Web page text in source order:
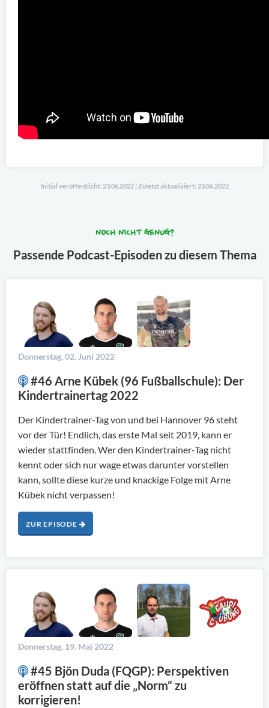
Initial veröffentlicht: 23.06.2022 | Zuletzt aktualisiert: 23.06.2022
NOCH NICHT GENUG?
Passende Podcast-Episoden zu diesem Thema
Donnerstag, 02. Juni 2022
#46 Arne Kübek (96 Fußballschule): Der
Kindertrainertag 2022
Der Kindertrainer-Tag von und bei Hannover 96 steht
vor der Tür! Endlich, das erste Mal seit 2019, kann er
wieder stattfinden. Wer den Kindertrainer-Tag nicht
kennt oder sich nur wage etwas darunter vorstellen
kann, sollte diese kurze und knackige Folge mit Arne
Kübek nicht verpassen!
ZUR EPISODE
Donnerstag, 19. Mai 2022
#45 Bjön Duda (FQGP): Perspektiven
eröffnen statt auf die „Norm“ zu
korrigieren!